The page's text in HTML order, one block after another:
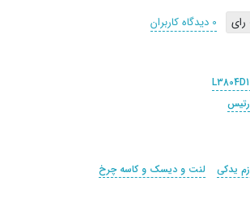
0 دیدگاه کاربران
یدکی
لنت و دیسک و کاسه چرخ